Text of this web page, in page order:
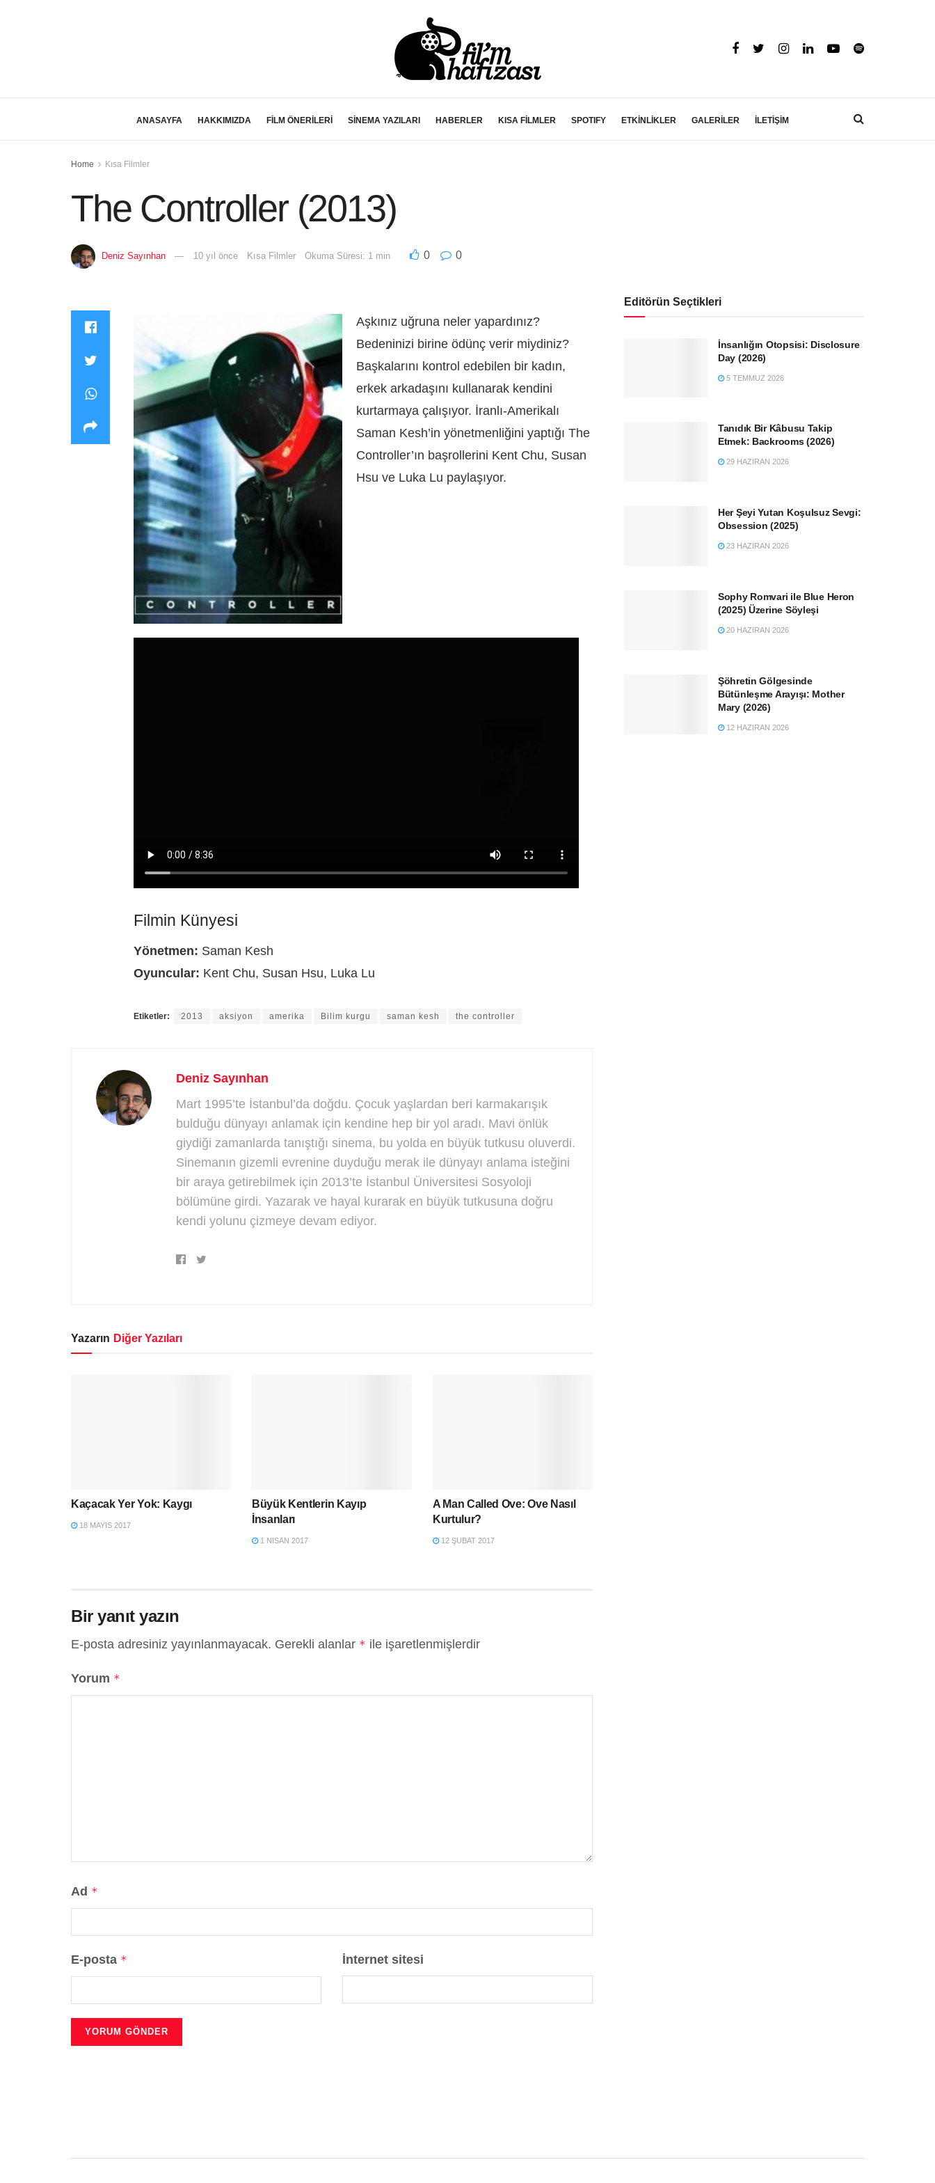
ANASAYFA HAKKIMIZDA FİLM ÖNERİLERİ SİNEMA YAZILARI HABERLER KISA FİLMLER SPOTIFY ETKİNLİKLER GALERİLER İLETİŞİM
Home Kısa Filmler
The Controller (2013)
Deniz Sayınhan 10 yıl önce Kısa Filmler Okuma Süresi: 1 min 0 0
Aşkınız uğruna neler yapardınız?
Bedeninizi birine ödünç verir miydiniz?
Başkalarını kontrol edebilen bir kadın,
erkek arkadaşını kullanarak kendini
kurtarmaya çalışıyor. İranlı-Amerikalı
Saman Kesh’in yönetmenliğini yaptığı The
Controller’ın başrollerini Kent Chu, Susan
Hsu ve Luka Lu paylaşıyor.
Filmin Künyesi
Yönetmen: Saman Kesh
Oyuncular: Kent Chu, Susan Hsu, Luka Lu
Etiketler: 2013 aksiyon amerika Bilim kurgu saman kesh the controller
Deniz Sayınhan
Mart 1995’te İstanbul’da doğdu. Çocuk yaşlardan beri karmakarışık
bulduğu dünyayı anlamak için kendine hep bir yol aradı. Mavi önlük
giydiği zamanlarda tanıştığı sinema, bu yolda en büyük tutkusu oluverdi.
Sinemanın gizemli evrenine duyduğu merak ile dünyayı anlama isteğini
bir araya getirebilmek için 2013’te İstanbul Üniversitesi Sosyoloji
bölümüne girdi. Yazarak ve hayal kurarak en büyük tutkusuna doğru
kendi yolunu çizmeye devam ediyor.
Yazarın Diğer Yazıları
Kaçacak Yer Yok: Kaygı
18 MAYIS 2017
Büyük Kentlerin Kayıp
İnsanları
1 NISAN 2017
A Man Called Ove: Ove Nasıl
Kurtulur?
12 ŞUBAT 2017
Bir yanıt yazın
E-posta adresiniz yayınlanmayacak. Gerekli alanlar * ile işaretlenmişlerdir
Yorum *
Ad *
E-posta * İnternet sitesi
Editörün Seçtikleri
İnsanlığın Otopsisi: Disclosure
Day (2026)
5 TEMMUZ 2026
Tanıdık Bir Kâbusu Takip
Etmek: Backrooms (2026)
29 HAZIRAN 2026
Her Şeyi Yutan Koşulsuz Sevgi:
Obsession (2025)
23 HAZIRAN 2026
Sophy Romvari ile Blue Heron
(2025) Üzerine Söyleşi
20 HAZIRAN 2026
Şöhretin Gölgesinde
Bütünleşme Arayışı: Mother
Mary (2026)
12 HAZIRAN 2026